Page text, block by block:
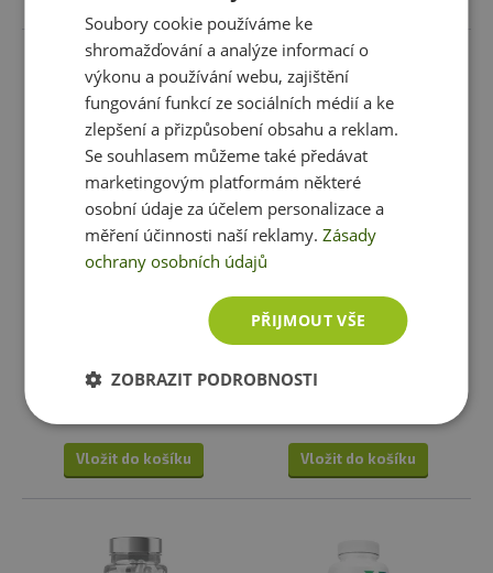
-35%
Akce
BioTechUSA Ashwa+ 30
sklademihned k expedici
Vložit do košíku
120 kapslí
549 Kč
skladem
Vložit do košíku
Soubory cookie používáme ke
shromažďování a analýze informací o
výkonu a používání webu, zajištění
fungování funkcí ze sociálních médií a ke
zlepšení a přizpůsobení obsahu a reklam.
Se souhlasem můžeme také předávat
marketingovým platformám některé
osobní údaje za účelem personalizace a
měření účinnosti naší reklamy.Zásady
ochrany osobních údajů
PŘIJMOUT VŠE
ZOBRAZIT PODROBNOSTI